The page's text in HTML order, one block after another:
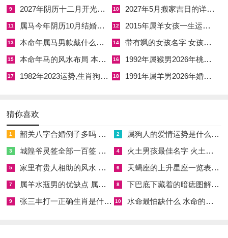
丑牛遇午马相害，此害气隐晦难防，以阴招相侵为苦，将人际搞
僵，但身正影直，虽遭嫉妒排挤，唯实力说话，随「阴煞」星
扰，那小人暗中使绊，想破局而出，接招必须巧。
长远，基于诚信守诺，由此减少是非纠缠，伴孤辰冷落感，借亲
智慧需修习。
而不钻牛角尖，不独行其是除职场暗斗，两舌纠纷防微杜渐，通
明哲保身之路，从低调入手修心，正念常存，作隐忍功夫成大
器，其害自消无形，他说害太岁烦，充其量是磨炼性情。
据经历 判断，或收获后福无穷，值此多事之秋，当多看少动为
宜，起善心得善果，生肖牛坚韧不拔，只有守住本心，结合祥安
9 2027年阴历十二月开光吉日 2027年12月开光吉日一览表 10 2027年5月搬家吉日的详细解释 2027年5月搬家吉日吉时查询
11 属马今年阴历10月结婚好吗 属马还有几年本命年结婚呢好吗 12 2015年属羊女孩一生运势 2015年属羊女2026年健康运好吗
13 本命年属马男款戴什么财神 本命年属马男士戴什么好一点 14 带有飒的女孩名字 女孩取名字带飒字有什么名字好听
15 本命年马的风水布局 本命年马的佛像怎么摆放 16 1992年属猴男2026年桃花运 1992年属猴男2026年感情运如何
17 1982年2023运势,生肖狗1982年2023运势 18 1991年属羊男2026年婚姻运势 1991年属羊男2026年感情运如何
猜你喜欢
1 韶关八字合婚例子多吗 韶关八字测风水 2 属狗人的爱情运势是什么意思 属狗的人爱情观
3 城隍爷灵签全部一百签 城隍爷灵签解签大全 4 火土男孩最佳名字 火土属性的字男孩名字有哪些
5 家里有贵人相助的风水 家里有贵人是什么意思 6 天蝎座的上升星座一览表 天蝎座的上升星座查询
7 属羊水瓶男的优缺点 属羊水瓶座男生性格爱情观 8 下巴底下藏着的暗痣图解 下巴尖底下有痣代表什么
9 张三丰打一正确生肖是什么意思 张三丰是指什么生肖 10 水命最怕缺什么 水命的人忌什么